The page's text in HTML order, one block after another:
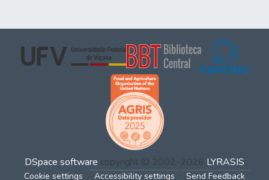
DSpace software copyright © 2002-2026 LYRASIS
Cookie settings Accessibility settings Send Feedback